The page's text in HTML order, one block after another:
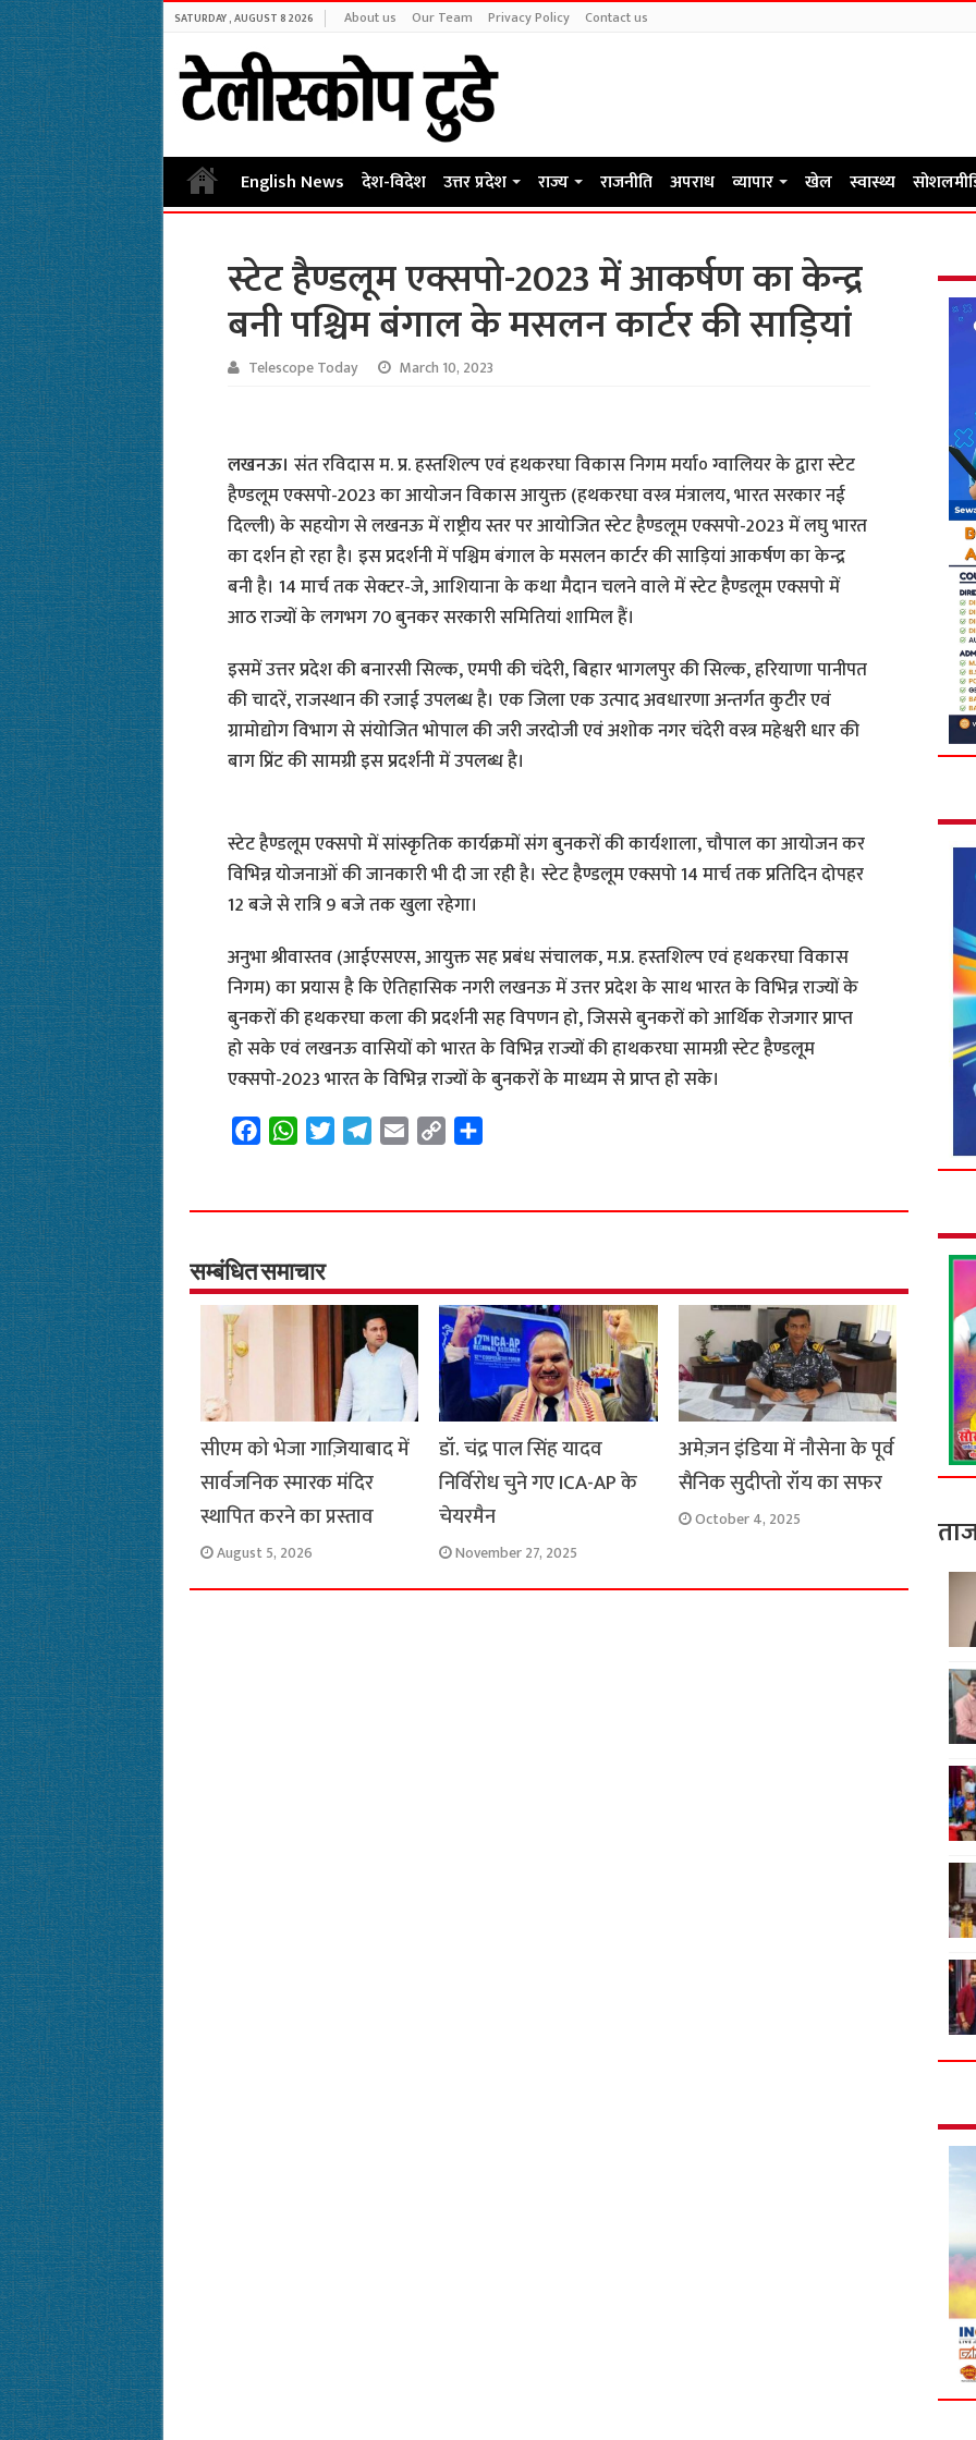
SATURDAY , AUGUST 8 2026 About us Our Team Privacy Policy Contact us
English News देश-विदेश उत्तर प्रदेश राज्य राजनीति अपराध व्यापार खेल स्वास्थ्य
स्टेट हैण्डलूम एक्सपो-2023 में आकर्षण का केन्द्र
बनी पश्चिम बंगाल के मसलन कार्टर की साड़ियां
Telescope Today March 10, 2023
लखनऊ। संत रविदास म. प्र. हस्तशिल्प एवं हथकरघा विकास निगम मर्या० ग्वालियर के द्वारा स्टेट
हैण्डलूम एक्सपो-2023 का आयोजन विकास आयुक्त (हथकरघा वस्त्र मंत्रालय, भारत सरकार नई
दिल्ली) के सहयोग से लखनऊ में राष्ट्रीय स्तर पर आयोजित स्टेट हैण्डलूम एक्सपो-2023 में लघु भारत
का दर्शन हो रहा है। इस प्रदर्शनी में पश्चिम बंगाल के मसलन कार्टर की साड़ियां आकर्षण का केन्द्र
बनी है। 14 मार्च तक सेक्टर-जे, आशियाना के कथा मैदान चलने वाले में स्टेट हैण्डलूम एक्सपो में
आठ राज्यों के लगभग 70 बुनकर सरकारी समितियां शामिल हैं।
इसमें उत्तर प्रदेश की बनारसी सिल्क, एमपी की चंदेरी, बिहार भागलपुर की सिल्क, हरियाणा पानीपत
की चादरें, राजस्थान की रजाई उपलब्ध है। एक जिला एक उत्पाद अवधारणा अन्तर्गत कुटीर एवं
ग्रामोद्योग विभाग से संयोजित भोपाल की जरी जरदोजी एवं अशोक नगर चंदेरी वस्त्र महेश्वरी धार की
बाग प्रिंट की सामग्री इस प्रदर्शनी में उपलब्ध है।
स्टेट हैण्डलूम एक्सपो में सांस्कृतिक कार्यक्रमों संग बुनकरों की कार्यशाला, चौपाल का आयोजन कर
विभिन्न योजनाओं की जानकारी भी दी जा रही है। स्टेट हैण्डलूम एक्सपो 14 मार्च तक प्रतिदिन दोपहर
12 बजे से रात्रि 9 बजे तक खुला रहेगा।
अनुभा श्रीवास्तव (आईएसएस, आयुक्त सह प्रबंध संचालक, म.प्र. हस्तशिल्प एवं हथकरघा विकास
निगम) का प्रयास है कि ऐतिहासिक नगरी लखनऊ में उत्तर प्रदेश के साथ भारत के विभिन्न राज्यों के
बुनकरों की हथकरघा कला की प्रदर्शनी सह विपणन हो, जिससे बुनकरों को आर्थिक रोजगार प्राप्त
हो सके एवं लखनऊ वासियों को भारत के विभिन्न राज्यों की हाथकरघा सामग्री स्टेट हैण्डलूम
एक्सपो-2023 भारत के विभिन्न राज्यों के बुनकरों के माध्यम से प्राप्त हो सके।
e
o
o
W
t
A
p
p
t
r
e
a
m
i
y
n
k
r
सम्बंधित समाचार
सीएम को भेजा गाज़ियाबाद में
सार्वजनिक स्मारक मंदिर
स्थापित करने का प्रस्ताव
August 5, 2026
डॉ. चंद्र पाल सिंह यादव
निर्विरोध चुने गए ICA-AP के
चेयरमैन
November 27, 2025
अमेज़न इंडिया में नौसेना के पूर्व
सैनिक सुदीप्तो रॉय का सफर
October 4, 2025